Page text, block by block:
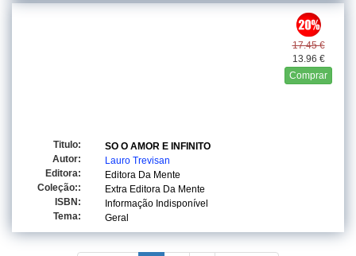
17.45 €
13.96 €
Comprar
Titulo:
SO O AMOR E INFINITO
Autor:
Lauro Trevisan
Editora:
Editora Da Mente
Coleção::
Extra Editora Da Mente
ISBN:
Informação Indisponível
Tema:
Geral